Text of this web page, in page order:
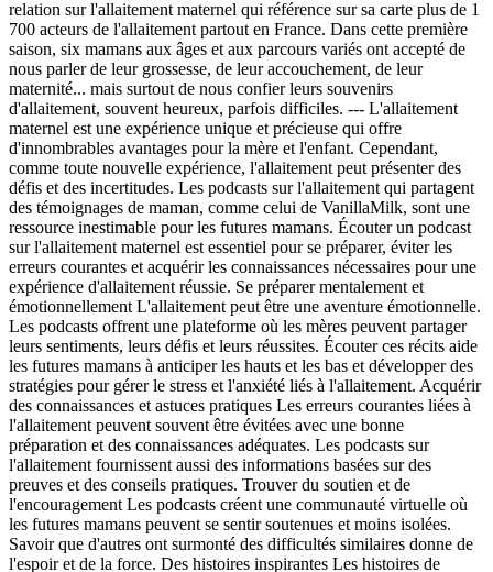
relation sur l'allaitement maternel qui référence sur sa carte plus de 1
700 acteurs de l'allaitement partout en France. Dans cette première
saison, six mamans aux âges et aux parcours variés ont accepté de
nous parler de leur grossesse, de leur accouchement, de leur
maternité... mais surtout de nous confier leurs souvenirs
d'allaitement, souvent heureux, parfois difficiles. --- L'allaitement
maternel est une expérience unique et précieuse qui offre
d'innombrables avantages pour la mère et l'enfant. Cependant,
comme toute nouvelle expérience, l'allaitement peut présenter des
défis et des incertitudes. Les podcasts sur l'allaitement qui partagent
des témoignages de maman, comme celui de VanillaMilk, sont une
ressource inestimable pour les futures mamans. Écouter un podcast
sur l'allaitement maternel est essentiel pour se préparer, éviter les
erreurs courantes et acquérir les connaissances nécessaires pour une
expérience d'allaitement réussie. Se préparer mentalement et
émotionnellement L'allaitement peut être une aventure émotionnelle.
Les podcasts offrent une plateforme où les mères peuvent partager
leurs sentiments, leurs défis et leurs réussites. Écouter ces récits aide
les futures mamans à anticiper les hauts et les bas et développer des
stratégies pour gérer le stress et l'anxiété liés à l'allaitement. Acquérir
des connaissances et astuces pratiques Les erreurs courantes liées à
l'allaitement peuvent souvent être évitées avec une bonne
préparation et des connaissances adéquates. Les podcasts sur
l'allaitement fournissent aussi des informations basées sur des
preuves et des conseils pratiques. Trouver du soutien et de
l'encouragement Les podcasts créent une communauté virtuelle où
les futures mamans peuvent se sentir soutenues et moins isolées.
Savoir que d'autres ont surmonté des difficultés similaires donne de
l'espoir et de la force. Des histoires inspirantes Les histoires de